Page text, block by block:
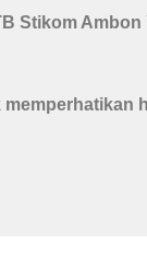
Stikom Ambon